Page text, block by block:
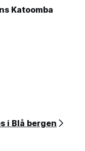
Katoomba
i Blå bergen